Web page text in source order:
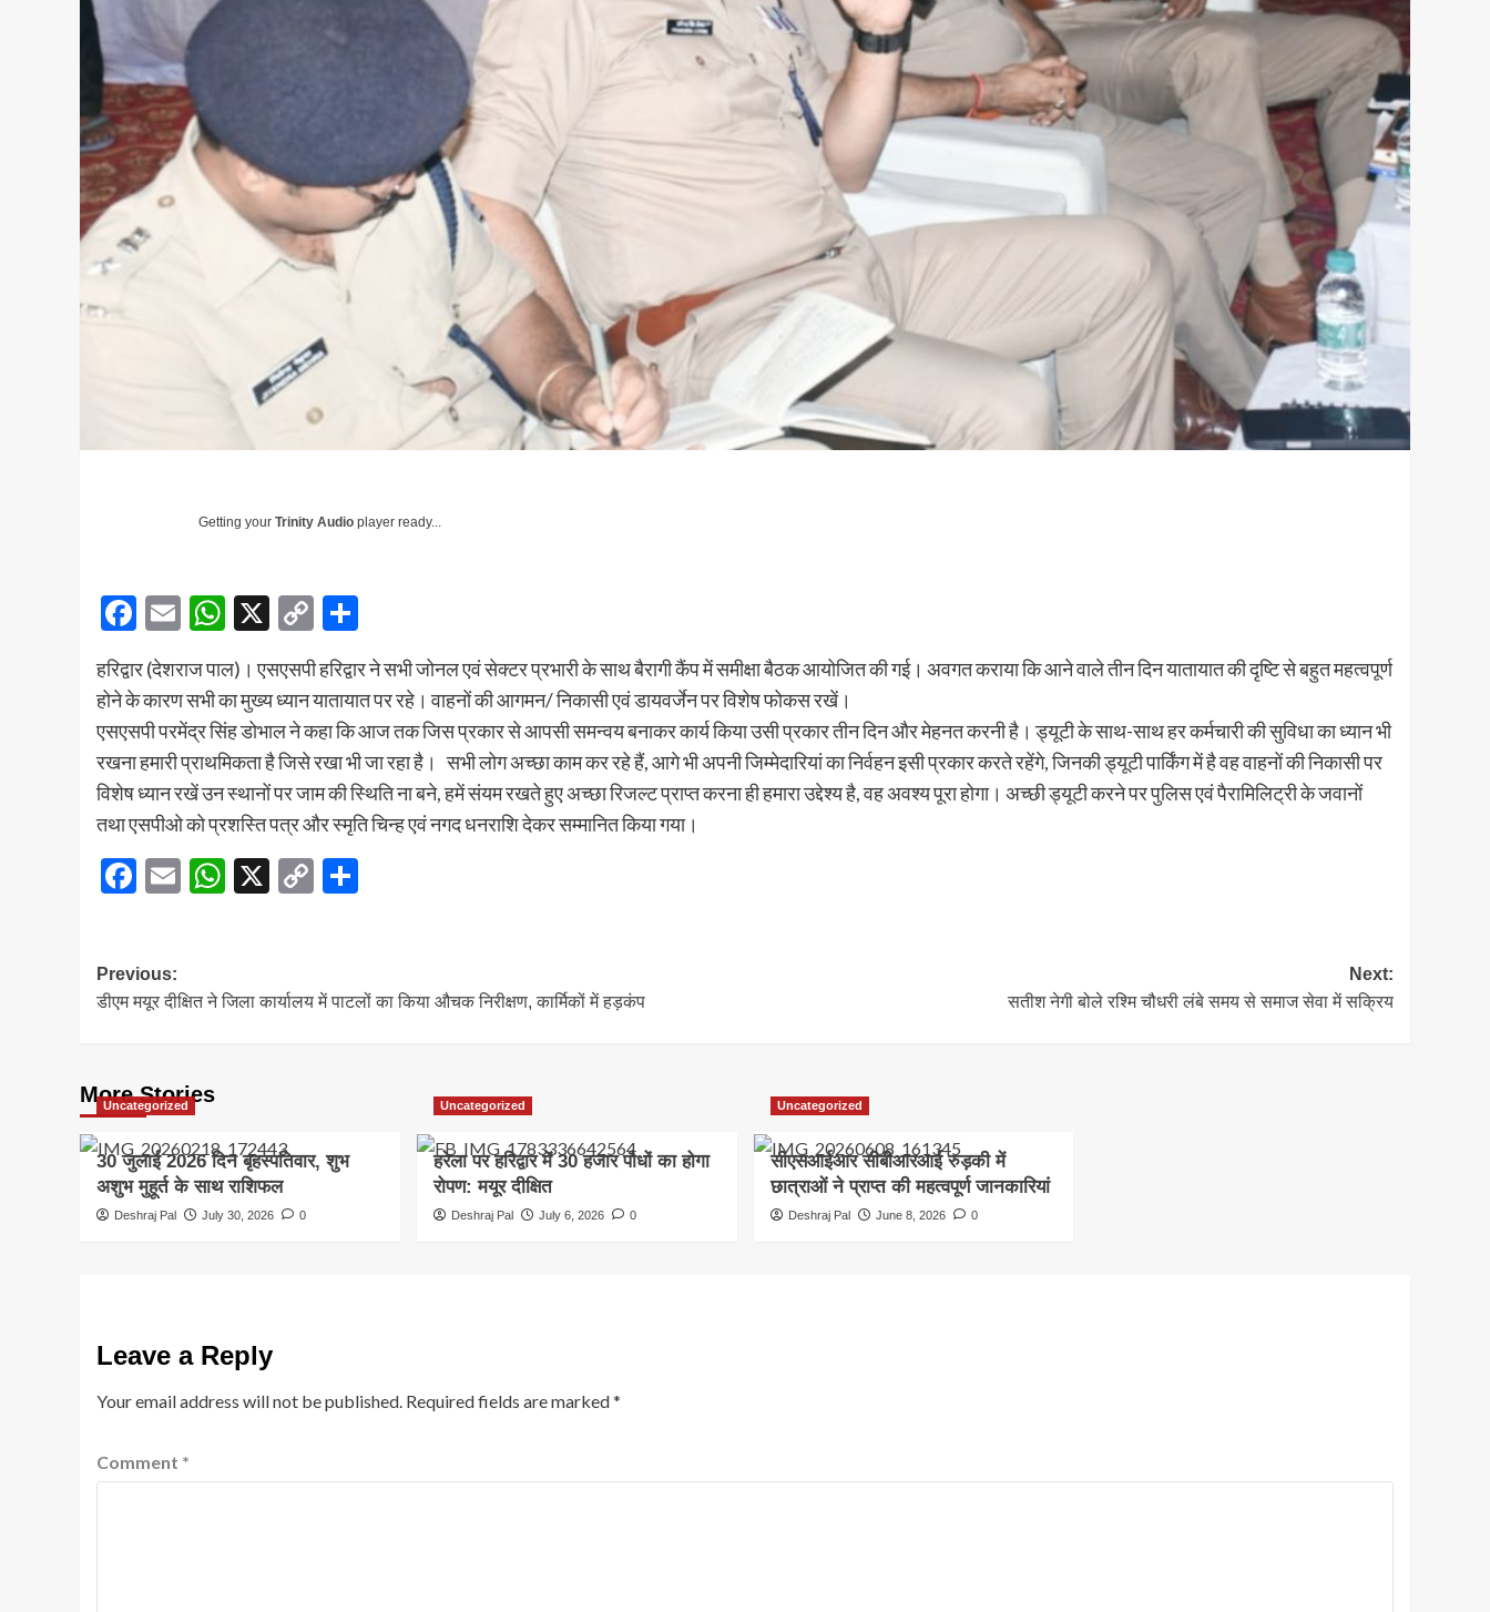
Getting your Trinity Audio player ready...
Facebook
EmailWhatsApp
X
Copy
Link
हरिद्वार (देशराज पाल)। एसएसपी हरिद्वार ने सभी जोनल एवं सेक्टर प्रभारी के साथ बैरागी कैंप में समीक्षा बैठक आयोजित की गई। अवगत कराया कि आने वाले तीन दिन यातायात की दृष्टि से बहुत महत्वपूर्ण
होने के कारण सभी का मुख्य ध्यान यातायात पर रहे। वाहनों की आगमन/ निकासी एवं डायवर्जेन पर विशेष फोकस रखें।
एसएसपी परमेंद्र सिंह डोभाल ने कहा कि आज तक जिस प्रकार से आपसी समन्वय बनाकर कार्य किया उसी प्रकार तीन दिन और मेहनत करनी है। ड्यूटी के साथ-साथ हर कर्मचारी की सुविधा का ध्यान भी
रखना हमारी प्राथमिकता है जिसे रखा भी जा रहा है। सभी लोग अच्छा काम कर रहे हैं, आगे भी अपनी जिम्मेदारियां का निर्वहन इसी प्रकार करते रहेंगे, जिनकी ड्यूटी पार्किंग में है वह वाहनों की निकासी पर
विशेष ध्यान रखें उन स्थानों पर जाम की स्थिति ना बने, हमें संयम रखते हुए अच्छा रिजल्ट प्राप्त करना ही हमारा उद्देश्य है, वह अवश्य पूरा होगा। अच्छी ड्यूटी करने पर पुलिस एवं पैरामिलिट्री के जवानों
तथा एसपीओ को प्रशस्ति पत्र और स्मृति चिन्ह एवं नगद धनराशि देकर सम्मानित किया गया।
Facebook
EmailWhatsApp
X
Copy
Post
navigation
Previous:
डीएम मयूर दीक्षित ने जिला कार्यालय में पाटलों का किया औचक निरीक्षण, कार्मिकों में हड़कंप
Next:
सतीश नेगी बोले रश्मि चौधरी लंबे समय से समाज सेवा में सक्रिय
More Stories
Uncategorized
30 जुलाई 2026 दिन बृहस्पतिवार, शुभ
अशुभ मुहूर्त के साथ राशिफल
Deshraj Pal July 30, 2026 0
Uncategorized
हरेला पर हरिद्वार में 30 हजार पौधों का होगा
रोपण: मयूर दीक्षित
Deshraj Pal July 6, 2026 0
Uncategorized
सीएसआईआर सीबीआरआई रुड़की में
छात्राओं ने प्राप्त की महत्वपूर्ण जानकारियां
Deshraj Pal June 8, 2026 0
Leave a Reply
Your email address will not be published. Required fields are marked*
Comment *